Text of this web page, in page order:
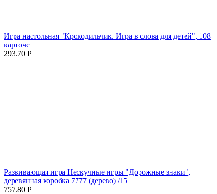
Игра настольная "Крокодильчик. Игра в слова для детей", 108
карточе
293.70 Р
Развивающая игра Нескучные игры "Дорожные знаки",
деревянная коробка 7777 (дерево) /15
757.80 Р